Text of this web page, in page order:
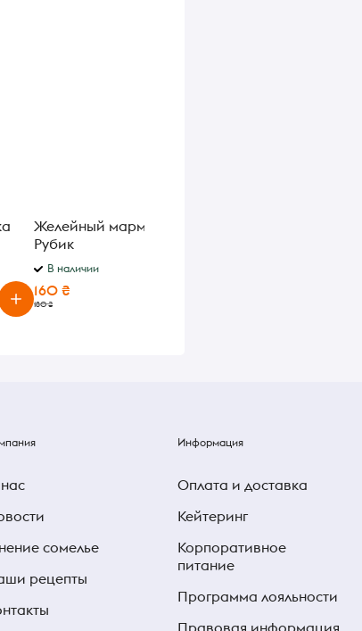
Желейный мармелад Suvorov
Рубик
В наличии
160 ₴
180 ₴
сомелье
рецепты
Информация
Оплата и доставка
Кейтеринг
Корпоративное
питание
Программа лояльности
Правовая информация